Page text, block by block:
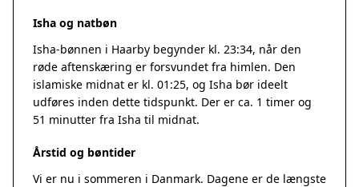
Isha og natbøn
Isha-bønnen i Haarby begynder kl. 23:34, når den
røde aftenskæring er forsvundet fra himlen. Den
islamiske midnat er kl. 01:25, og Isha bør ideelt
udføres inden dette tidspunkt. Der er ca. 1 timer og
51 minutter fra Isha til midnat.
Årstid og bøntider
Vi er nu i sommeren i Danmark. Dagene er de længste